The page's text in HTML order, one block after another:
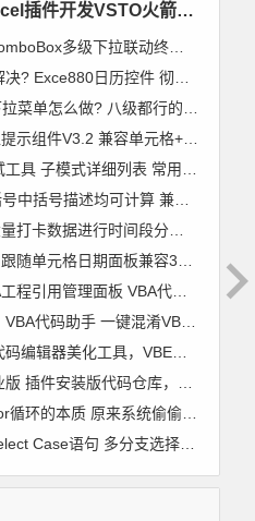
终于来啦！郑广学Excel插件开发VSTO火箭速成班-VB.NET
Excel VBA窗体组合框ComboBox多级下拉联动终极解决方案 无限级别逐级加载 类模块通用组件
VBA没有日历控件怎么解决? Exce880日历控件 彻底解决日历控件兼容问题 郑广学作品
Excel 数据有效性三级下拉菜单怎么做? 八级都行的无限级别下拉菜单级联列表 VBA通用组件使用说明
Excel VBA超级拼音输入提示组件V3.2 兼容单元格+控件+窗体 郑广学 VBA 拼音输入提示
VBA专用正则表达式测试工具 子模式详细列表 常用表达式及标准正则代码模块 郑广学 作品 图文
Excel表达式计算 带圆括号中括号描述均可计算 兼容64位Excel 支持超过255字符【VIP视频教程】VBA精彩实例006
Excel VBA实例002 对大量打卡数据进行时间段分组 考勤时间段划分【VIP视频教程】
ExcelVBA日期控件美化 跟随单元格日期面板兼容32位+64位及WPS 窗体 日历控件 窗体跟随单元格代码 图文
带搜索功能的Excel VBA工程引用管理面板 VBA代码助手专业版最新功能
VBA代码如何有效保护？VBA代码助手 一键混淆VBA代码 变成你自己也不认识的样子
VBA编辑器一键配色，代码编辑器美化工具，VBE颜色修改器 VBA颜色修改器 软件使用详解
郑广学VBA代码助手专业版 插件安装版代码仓库，代码管理，VBA代码对齐，代码排版，破解工程密码，隐藏模块，代码混淆，自动插入代码 兼容64
Excel VBA流程图解之For循环的本质 原来系统偷偷干了很多事
Excel VBA流程图解之Select Case语句 多分支选择的最佳选择